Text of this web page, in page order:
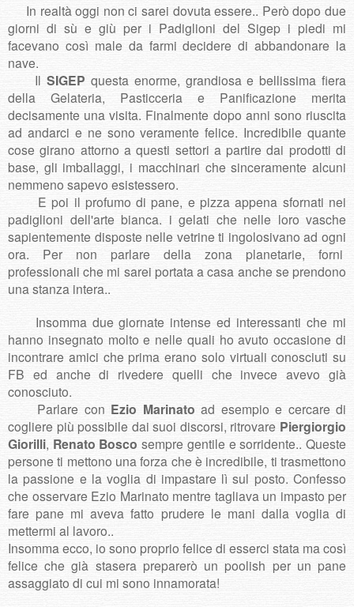
In realtà oggi non ci sarei dovuta essere.. Però dopo due
giorni di sù e giù per i Padiglioni del Sigep i piedi mi
facevano così male da farmi decidere di abbandonare la
nave.
Il SIGEP questa enorme, grandiosa e bellissima fiera
della Gelateria, Pasticceria e Panificazione merita
decisamente una visita. Finalmente dopo anni sono riuscita
ad andarci e ne sono veramente felice. Incredibile quante
cose girano attorno a questi settori a partire dai prodotti di
base, gli imballaggi, i macchinari che sinceramente alcuni
nemmeno sapevo esistessero.
E poi il profumo di pane, e pizza appena sfornati nei
padiglioni dell'arte bianca. i gelati che nelle loro vasche
sapientemente disposte nelle vetrine ti ingolosivano ad ogni
ora. Per non parlare della zona planetarie, forni
professionali che mi sarei portata a casa anche se prendono
una stanza intera..
Insomma due giornate intense ed interessanti che mi
hanno insegnato molto e nelle quali ho avuto occasione di
incontrare amici che prima erano solo virtuali conosciuti su
FB ed anche di rivedere quelli che invece avevo già
conosciuto.
Parlare con Ezio Marinato ad esempio e cercare di
cogliere più possibile dai suoi discorsi, ritrovare Piergiorgio
Giorilli, Renato Bosco sempre gentile e sorridente.. Queste
persone ti mettono una forza che è incredibile, ti trasmettono
la passione e la voglia di impastare lì sul posto. Confesso
che osservare Ezio Marinato mentre tagliava un impasto per
fare pane mi aveva fatto prudere le mani dalla voglia di
mettermi al lavoro..
Insomma ecco, io sono proprio felice di esserci stata ma così
felice che già stasera preparerò un poolish per un pane
assaggiato di cui mi sono innamorata!